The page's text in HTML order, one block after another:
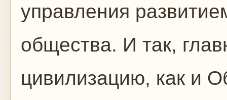
управления
общества. И так,
цивилизацию, как и